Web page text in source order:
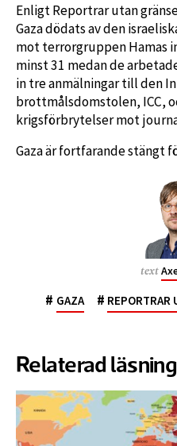
Enligt Reportrar utan
Gaza dödats av den
mot terrorgruppen Hamas
minst 31 medan de
in tre anmälningar till den
brottmålsdomstolen, ICC,
krigsförbrytelser mot
Gaza är fortfarande stängt
text
# GAZA # REPORTRAR
Relaterad läsning